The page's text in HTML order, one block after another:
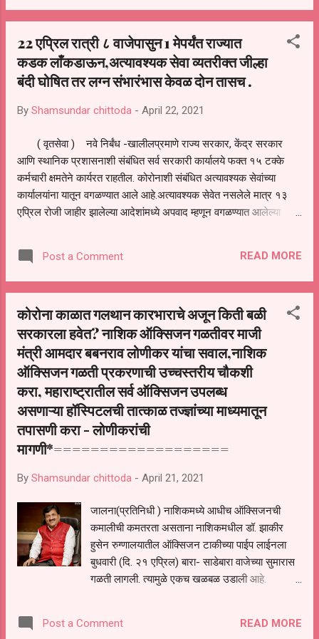
चौकशी करुन हाॅस्पीटलचा कारभार व हाॅस्पीटलचा रेकॉर्ड
जिल्ह्यातील ज्या रुग्ण नातेवाईक यांना ईतर ठिकाणी
हाॅस्पीटल व ईतर समस्यांचा सामना करावा लागत आसेल तर
आपल्याशी संपर्क साधावा कोरोना काळामध्ये वाढणारे
यांनी दिली आहे.
22 एप्रिल रात्री ८ वाजेपासुन 1 मेपर्यंत राज्यात
कडक लाँकडाऊन,अत्यावश्यक सेवा व्यतरीक्त जील्हा
बंदी घोषित तर लग्न संभारंभास केवळ दोन तासच .
By Shamsundar chittoda - April 22, 2021
( वृतसेवा ) नवे निर्बंध -खालीलप्रमाणे राज्य सरकार, केंद्र सरकार
आणि स्थानिक प्रशासनाशी संबंधित सर्व सरकारी कार्यालये फक्त १५ टक्के
कर्मचारी क्षमतेने कार्यरत राहतील. कोरोनाशी संबंधित अत्यावश्यक सेवांच्या
कार्यालयांना यातून वगळण्यात आले आहे.अत्यावश्यक सेवेत नसलेले मात्र १३
एप्रिल रोजी जाहीर झालेल्या आदेशांमध्ये अपवाद म्हणून वगळण्यात आलेल्या
क्षमतेने कार्यरत राहण्यास परवानगी देण्यात आली आहे. प्रत्यक्ष लोकांपर्यंत
अत्यावश्यक सेवा पुरवणाऱ्या कर्मचाऱ्यांची संख्या आवश्यकतेनुसार १००
टक्क्यांपर्यंत वाढवण्याची परवानगी असेल.लग्नसमारंभ फक्त एकाच हॉलमध्ये २
परवानगी असेल. या नियमांचे उल्लंघन करणाऱ्या कुटुंबाला ५० हजार रुपये दंड
तर हॉलवर कोरोनाची परिस्थिती सामान्य होईपर्यंत बंदी घालण्यात येईल. *बसेस
सोडून सर्व खासगी प्रवासी वाहतूक पर्यायांना फक्त अत्यावश्यक कारणासाठीच
प्रवासी वाहतूक करता येईल. त्यासाठी चालक आणि एकूण प्...
Post a Comment READ MORE
कोरोना काळात गलथान कारभाराचे अजून किती बळी
सरकारला हवेत? नाशिक ऑक्सिजन गळतीवर माजी
मंत्री आमदार बबनराव लोणीकर यांचा सवाल,नाशिक
ऑक्सिजन गळती प्रकरणाची उच्चस्तरीय चौकशी
करा, महाराष्ट्रातील सर्व ऑक्सिजन उपलब्ध
असणाऱ्या हॉस्पिटलची तात्काळ तज्ज्ञांच्या माध्यमातून
तपासणी करा - लोणीकरांची
मागणी*===================
By Shamsundar chittoda - April 21, 2021
जालना(प्रतिनिधी ) नाशिकमध्ये आधीच ऑक्सिजनची
कमालीची कमतरता असताना नाशिकमधील डॉ. झाकीर
हुसेन रुग्णालयातील ऑक्सिजन टाकीच्या पाईप लाईनला
बुधवारी (दि. २१ एप्रिल) बारा- साडेबारा वाजेच्या सुमारास
गळती लागली. त्यामुळे एकच खळबळ उडाली आहे.
रुग्णालयातील अनेक रुग्ण ऑक्सिजनवर व व्हेंटिलेटरवर
Post a Comment READ MORE